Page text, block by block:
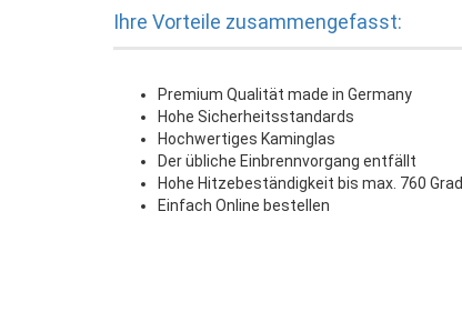
Ihre Vorteile zusammengefasst:
Premium Qualität made in Germany
Hohe Sicherheitsstandards
Hochwertiges Kaminglas
Der übliche Einbrennvorgang entfällt
Hohe Hitzebeständigkeit bis max. 760 Grad
Einfach Online bestellen